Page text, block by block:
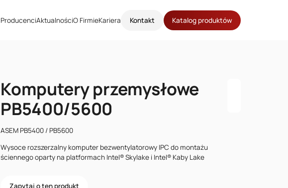
ProducenciAktualnościO FirmieKariera Kontakt Katalog produktów
Komputery przemysłowe
PB5400/5600
ASEM PB5400 / PB5600
Wysoce rozszerzalny komputer bezwentylatorowy IPC do montażu
ściennego oparty na platformach Intel® Skylake i Intel® Kaby Lake
Zapytaj o ten produkt